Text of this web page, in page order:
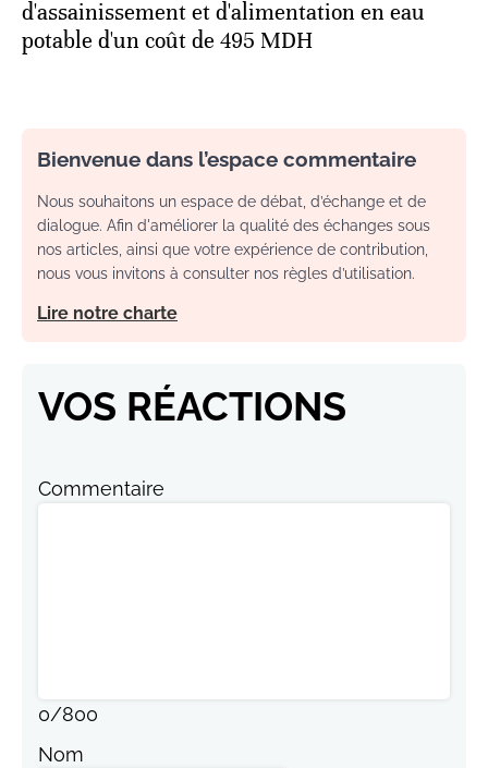
d'assainissement et d'alimentation en eau
potable d'un coût de 495 MDH
Bienvenue dans l’espace commentaire
Nous souhaitons un espace de débat, d’échange et de
dialogue. Afin d'améliorer la qualité des échanges sous
nos articles, ainsi que votre expérience de contribution,
nous vous invitons à consulter nos règles d’utilisation.
Lire notre charte
VOS RÉACTIONS
Commentaire
0/800
Nom